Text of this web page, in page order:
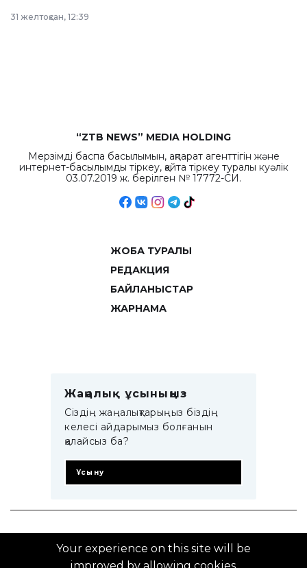
республиканского
31 желтоқсан, 12:39
“ZTB NEWS” MEDIA HOLDING
Мерзімді баспа басылымын, ақпарат агенттігін және
интернет-басылымды тіркеу, қайта тіркеу туралы куәлік
03.07.2019 ж. берілген № 17772-СИ.
ЖОБА ТУРАЛЫ
РЕДАКЦИЯ
БАЙЛАНЫСТАР
ЖАРНАМА
Жаңалық ұсыныңыз
Сіздің жаңалықтарыңыз біздің
келесі айдарымыз болғанын
қалайсыз ба?
Ұсыну
© 2014–2025 ZTB.KZ
Your experience on this site will be